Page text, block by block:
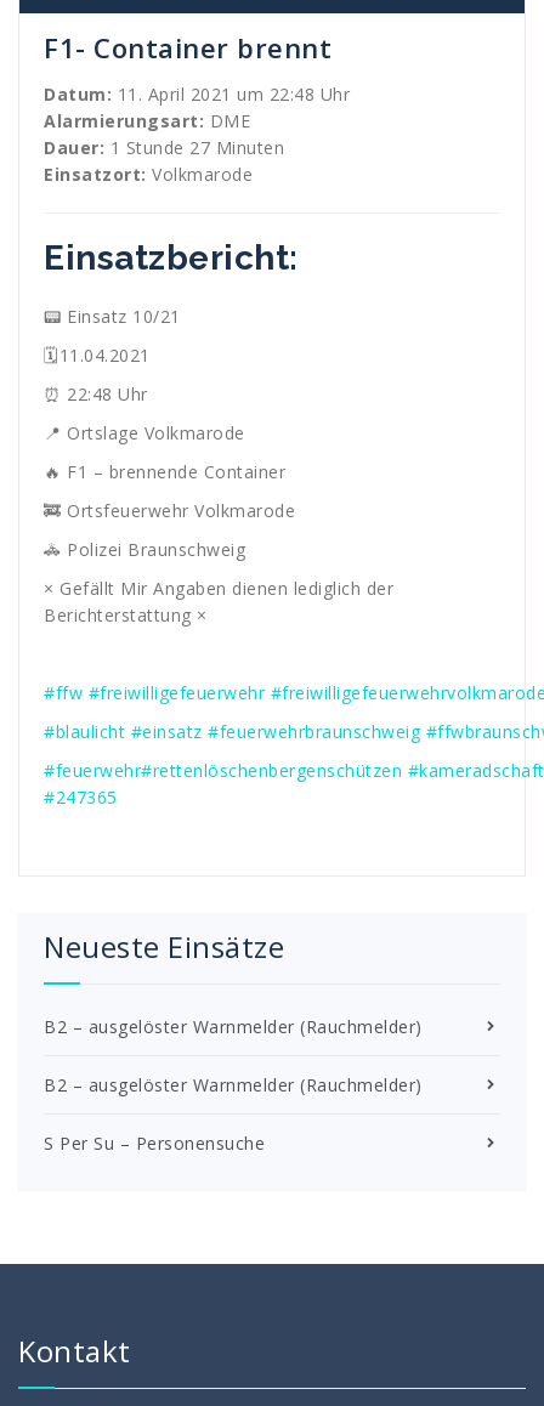
F1- Container brennt
Datum: 11. April 2021 um 22:48 Uhr
Alarmierungsart: DME
Dauer: 1 Stunde 27 Minuten
Einsatzort: Volkmarode
Einsatzbericht:
📟 Einsatz 10/21
🗓11.04.2021
⏰ 22:48 Uhr
📍 Ortslage Volkmarode
🔥 F1 – brennende Container
🚒 Ortsfeuerwehr Volkmarode
🚓 Polizei Braunschweig
× Gefällt Mir Angaben dienen lediglich der
Berichterstattung ×
#ffw #freiwilligefeuerwehr
#blaulicht #einsatz #feuerwehrbraunschweig
#feuerwehr#rettenlöschenbergenschützen #kameradschaft
#247365
Neueste Einsätze
B2 – ausgelöster Warnmelder (Rauchmelder)
B2 – ausgelöster Warnmelder (Rauchmelder)
S Per Su – Personensuche
Kontakt